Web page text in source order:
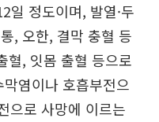
일 정도이며, 발열·두
, 오한, 결막 충혈 등
혈, 잇몸 출혈 등으로
염이나 호흡부전으
으로 사망에 이르는